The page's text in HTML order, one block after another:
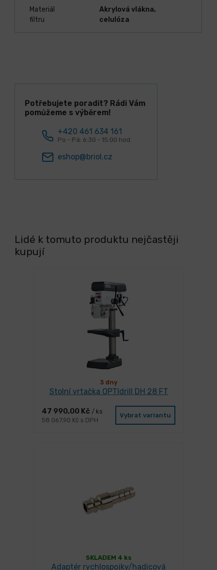
Materiál
filtru
Akrylová vlákna,
celulóza
Potřebujete poradit? Rádi Vám
pomůžeme s výběrem!
+420 461 634 161
Po - Pá: 6:30 - 15:00 hod.
eshop@briol.cz
Lidé k tomuto produktu nejčastěji
kupují
3 dny
Stolní vrtačka OPTIdrill DH 28 FT
47 990,00 Kč / ks
58 067,90 Kč s DPH
Vybrat variantu
SKLADEM 4 ks
Adaptér rychlospojky/hadicová